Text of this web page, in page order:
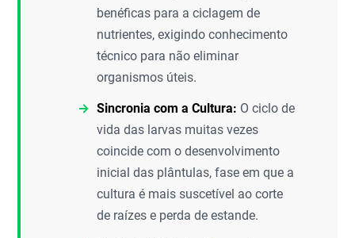
benéficas para a ciclagem de
nutrientes, exigindo conhecimento
técnico para não eliminar
organismos úteis.
Sincronia com a Cultura: O ciclo de
vida das larvas muitas vezes
coincide com o desenvolvimento
inicial das plântulas, fase em que a
cultura é mais suscetível ao corte
de raízes e perda de estande.